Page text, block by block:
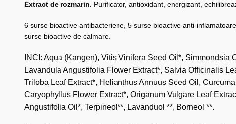
Extract de rozmarin. Purificator, antioxidant, energizant,
6 surse bioactive antibacteriene, 5 surse bioactive anti-
surse bioactive de calmare.
INCI: Aqua (Kangen), Vitis Vinifera Seed Oil*,
Lavandula Angustifolia Flower Extract*, Salvia Officinalis
Triloba Leaf Extract*, Helianthus Annuus Seed Oil,
Caryophyllus Flower Extract*, Origanum Vulgare Leaf
Angustifolia Oil*, Terpineol**, Lavanduol **, Borneol **.